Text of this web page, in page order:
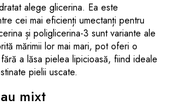
alege glicerina. Ea este
cei mai eficienți umectanți pentru
și poliglicerina-3 sunt variante ale
mărimii lor mai mari, pot oferi o
a lăsa pielea lipicioasă, fiind ideale
pielii uscate.
mixt